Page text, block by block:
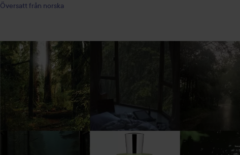
Översatt från norska